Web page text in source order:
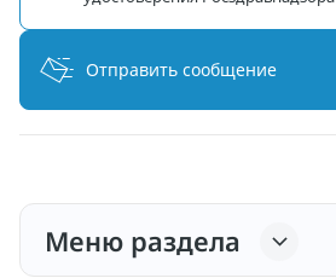
Отправить сообщение
Меню раздела